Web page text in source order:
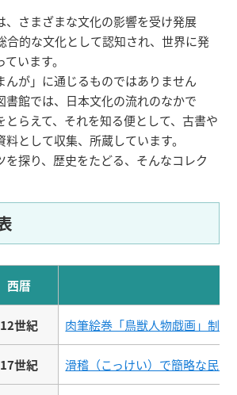
、さまざまな文化の影響を受け発展
合的な文化として認知され、世界に発
います。
んが」に通じるものではありません
書館では、日本文化の流れのなかで
とらえて、それを知る便として、古書や
として収集、所蔵しています。
を探り、歴史をたどる、そんなコレク
西暦
12世紀 肉筆絵巻「鳥獣人物戯画」制
17世紀 滑稽（こっけい）で簡略な民